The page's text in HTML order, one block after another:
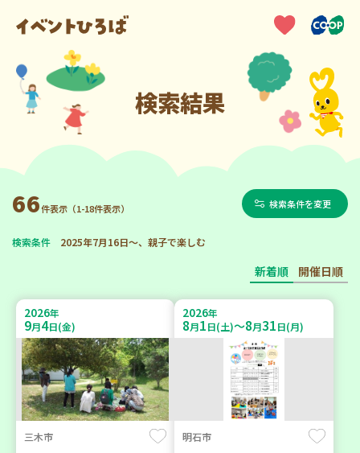
検索結果
66件表示（1-18件表示） 検索条件を変更
検索条件 2025年7月16日～、親子で楽しむ
新着順 開催日順
2026年
9月4日(金)
三木市
2026年
8月1日(土)～8月31日(月)
明石市